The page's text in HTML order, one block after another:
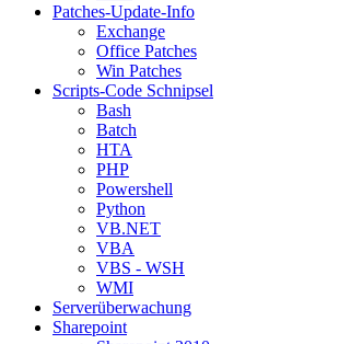
Patches-Update-Info
Exchange
Office Patches
Win Patches
Scripts-Code Schnipsel
Bash
Batch
HTA
PHP
Powershell
Python
VB.NET
VBA
VBS - WSH
WMI
Serverüberwachung
Sharepoint